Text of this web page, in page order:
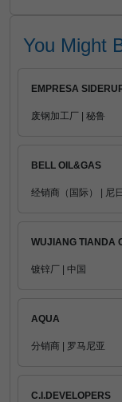
You Might
EMPRESA
废钢加工厂 | 秘鲁
BELL OIL&GAS
经销商（国际） | 尼
WUJIANG TIANDA
镀锌厂 | 中国
AQUA
分销商 | 罗马尼亚
C.I.DEVELOPERS